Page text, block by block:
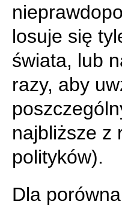
losuje się
świata, lub
razy, aby
najbliższe z
polityków).
Dla